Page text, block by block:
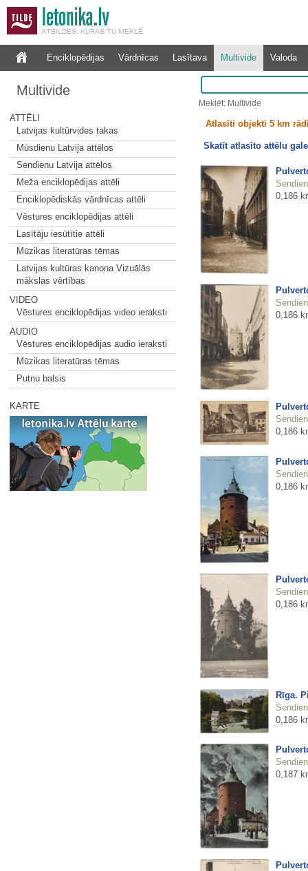
Enciklopēdijas Vārdnīcas Lasītava Multivide Valoda
Multivide
ATTĒLI
Latvijas kultūrvides takas
Mūsdienu Latvija attēlos
Sendienu Latvija attēlos
Meža enciklopēdijas attēli
Enciklopēdiskās vārdnīcas attēli
Vēstures enciklopēdijas attēli
Lasītāju iesūtītie attēli
Mūzikas literatūras tēmas
Latvijas kultūras kanona Vizuālās
mākslas vērtības
VIDEO
Vēstures enciklopēdijas video ieraksti
AUDIO
Vēstures enciklopēdijas audio ieraksti
Mūzikas literatūras tēmas
Putnu balsis
KARTE
Meklēt: Multivide
Atlasīti objekti 5 km
Skatīt atlasīto attēlu
0,186
0,186
0,186
0,186
0,186
Rīga.
0,186
0,187